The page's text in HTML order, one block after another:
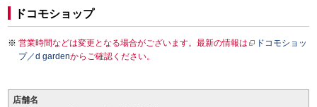
ドコモショップ
営業時間などは変更となる場合がございます。最新の情報は
ドコモショッ
プ／d gardenからご確認ください。
店舗名